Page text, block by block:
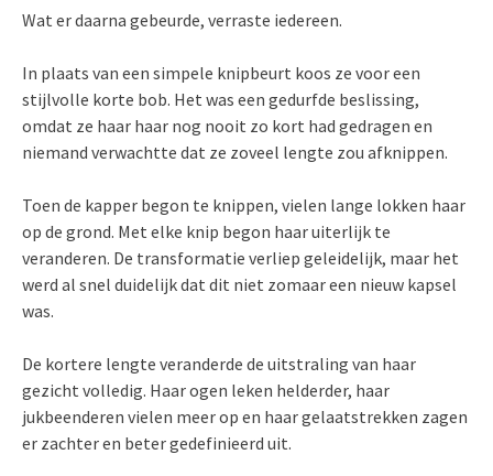
Wat er daarna gebeurde, verraste iedereen.
In plaats van een simpele knipbeurt koos ze voor een
stijlvolle korte bob. Het was een gedurfde beslissing,
omdat ze haar haar nog nooit zo kort had gedragen en
niemand verwachtte dat ze zoveel lengte zou afknippen.
Toen de kapper begon te knippen, vielen lange lokken haar
op de grond. Met elke knip begon haar uiterlijk te
veranderen. De transformatie verliep geleidelijk, maar het
werd al snel duidelijk dat dit niet zomaar een nieuw kapsel
was.
De kortere lengte veranderde de uitstraling van haar
gezicht volledig. Haar ogen leken helderder, haar
jukbeenderen vielen meer op en haar gelaatstrekken zagen
er zachter en beter gedefinieerd uit.